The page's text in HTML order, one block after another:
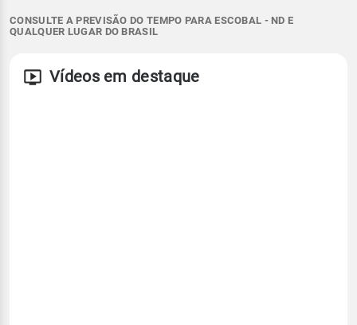
CONSULTE A PREVISÃO DO TEMPO PARA ESCOBAL - ND E
QUALQUER LUGAR DO BRASIL
Vídeos em destaque